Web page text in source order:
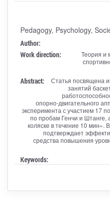
Pedagogy, Psychology,
Author:
Work direction:
Теория и
Abstract:
Статья посвящена
занятий
опорно‑двигательного
эксперимента с участием 17
по пробам Генчи и Штанге,
коляске в течение 10 мин».
подтверждает
средства повышения
Keywords: